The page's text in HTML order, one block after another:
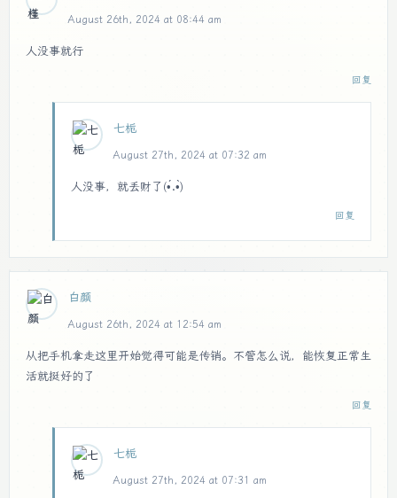
August 26th, 2024 at 08:44 am
人没事就行
回复
七栀
August 27th, 2024 at 07:32 am
人没事，就丢财了(•́.•̀)
回复
白颜
August 26th, 2024 at 12:54 am
从把手机拿走这里开始觉得可能是传销。不管怎么说，能恢复正常生
活就挺好的了
回复
七栀
August 27th, 2024 at 07:31 am